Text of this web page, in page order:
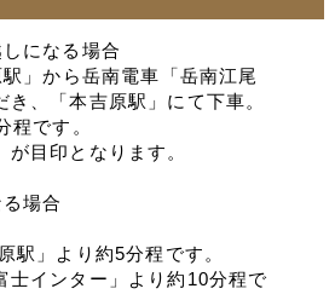
になる場合
」から岳南電車「岳南江尾
、「本吉原駅」にて下車。
程です。
が目印となります。
場合
駅」より約5分程です。
士インター」より約10分程で